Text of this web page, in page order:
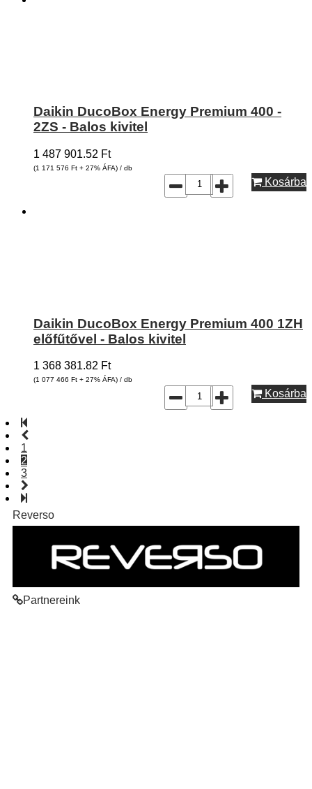
Daikin DucoBox Energy Premium 400 -
2ZS - Balos kivitel
1 487 901.52 Ft
(1 171 576 Ft + 27% ÁFA) / db
Kosárba
Daikin DucoBox Energy Premium 400 1ZH
előfűtővel - Balos kivitel
1 368 381.82 Ft
(1 077 466 Ft + 27% ÁFA) / db
Kosárba
1
2
3
Reverso
Partnereink